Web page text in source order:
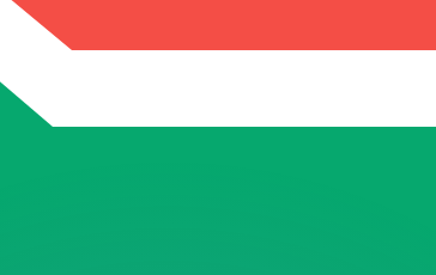
ha uno scopo puramente